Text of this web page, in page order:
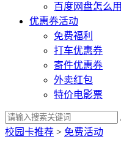
百度网盘怎么用
优惠券活动
免费福利
打车优惠券
寄件优惠券
外卖红包
特价电影票
校园卡推荐 > 免费活动